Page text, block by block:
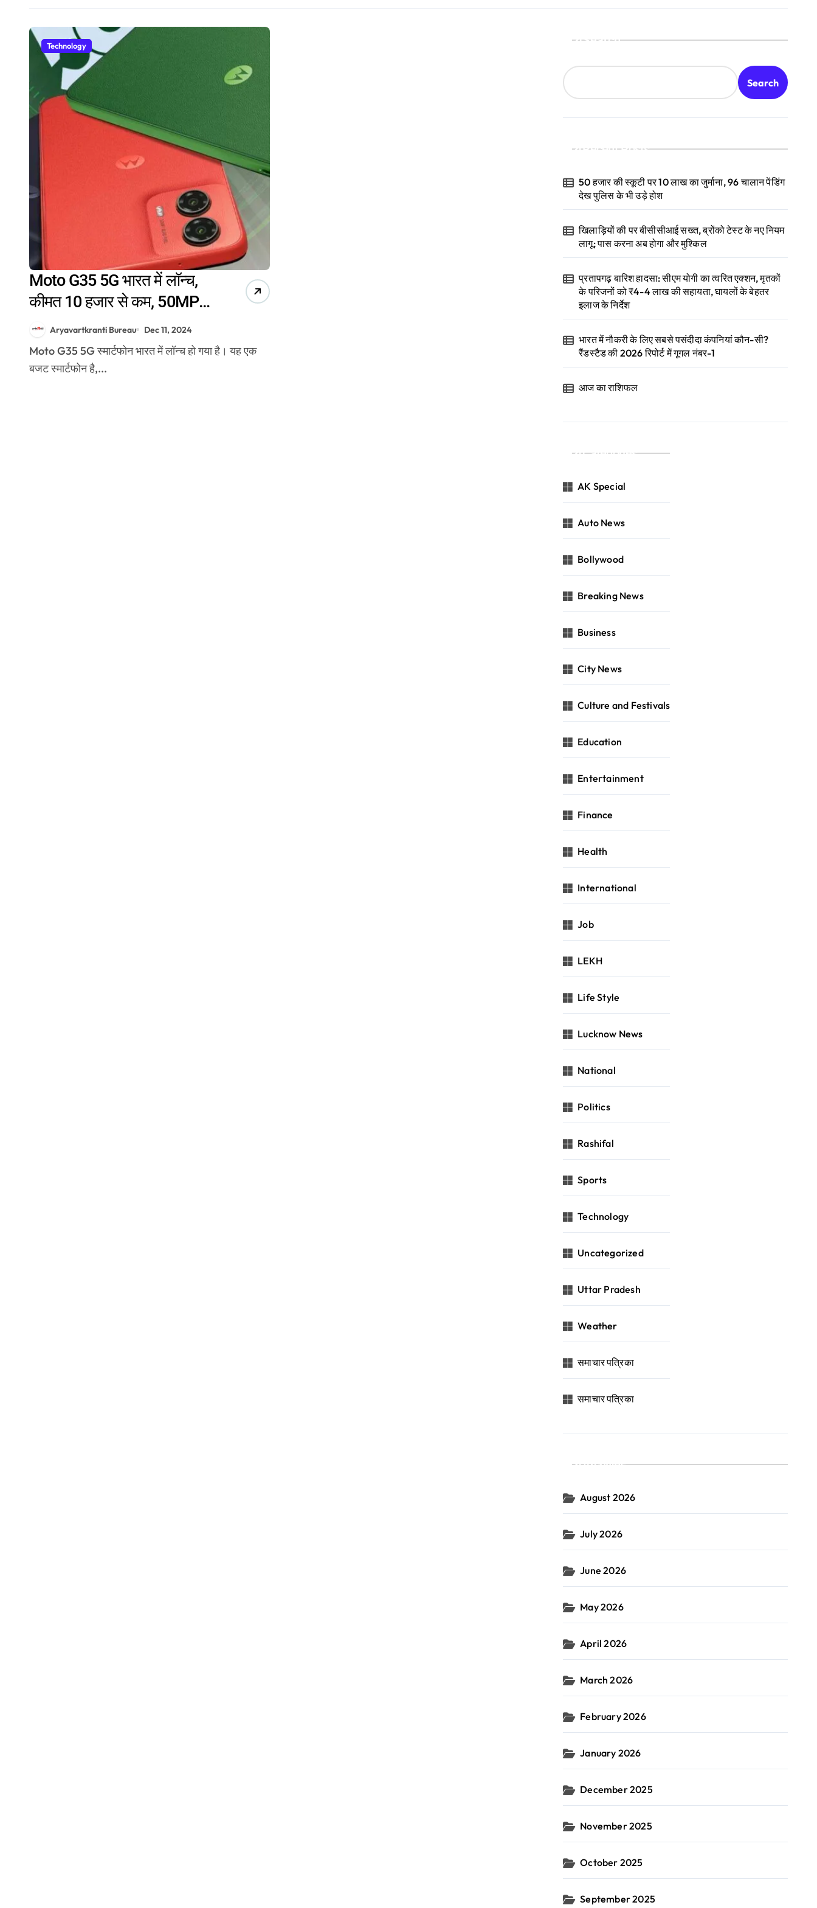
Technology
Moto G35 5G भारत में लॉन्च,
कीमत 10 हजार से कम, 50MP
क्वॉड पिक्सल कैमरा और
5000mAh बैटरी सपोर्ट
Aryavartkranti Bureau Dec 11, 2024
Moto G35 5G स्मार्टफोन भारत में लॉन्च हो गया है। यह एक
बजट स्मार्टफोन है,...
Search
Search
Recent Posts
50 हजार की स्कूटी पर 10 लाख का जुर्माना, 96 चालान पेंडिंग
देख पुलिस के भी उड़े होश
खिलाड़ियों की पर बीसीसीआई सख्त, ब्रोंको टेस्ट के नए नियम
लागू; पास करना अब होगा और मुश्किल
प्रतापगढ़ बारिश हादसा: सीएम योगी का त्वरित एक्शन, मृतकों
के परिजनों को ₹4-4 लाख की सहायता, घायलों के बेहतर
इलाज के निर्देश
भारत में नौकरी के लिए सबसे पसंदीदा कंपनियां कौन-सी?
रैंडस्टैड की 2026 रिपोर्ट में गूगल नंबर-1
आज का राशिफल
Categories
AK Special
Auto News
Bollywood
Breaking News
Business
City News
Culture and Festivals
Education
Entertainment
Finance
Health
International
Job
LEKH
Life Style
Lucknow News
National
Politics
Rashifal
Sports
Technology
Uncategorized
Uttar Pradesh
Weather
समाचार पत्रिका
समाचार पत्रिका
Archives
August 2026
July 2026
June 2026
May 2026
April 2026
March 2026
February 2026
January 2026
December 2025
November 2025
October 2025
September 2025